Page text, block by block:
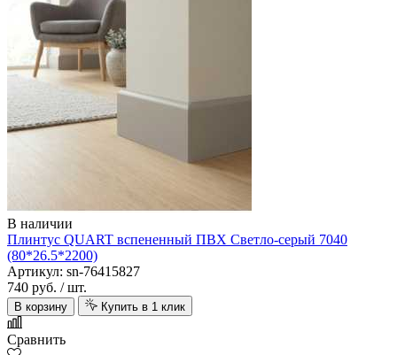
В наличии
Плинтус QUART вспененный ПВХ Светло-серый 7040
(80*26.5*2200)
Артикул: sn-76415827
740 руб. / шт.
В корзину Купить в 1 клик
Сравнить